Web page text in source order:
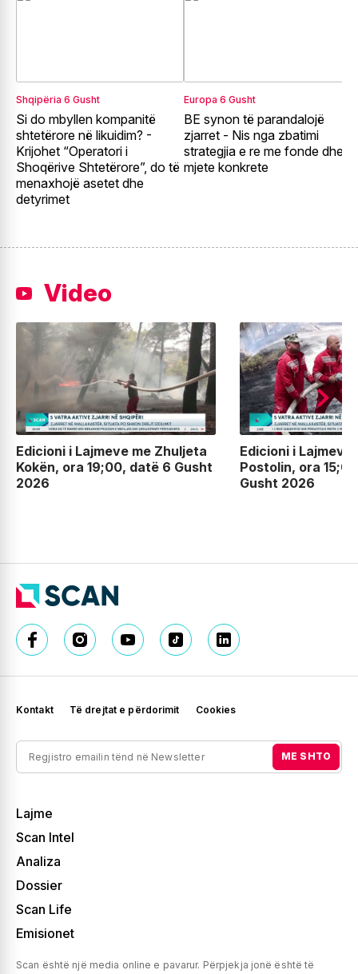
Shqipëria 6 Gusht
Si do mbyllen kompanitë
shtetërore në likuidim? -
Krijohet “Operatori i
Shoqërive Shtetërore”, do të
menaxhojë asetet dhe
detyrimet
Europa 6 Gusht
BE synon të parandalojë
zjarret - Nis nga zbatimi
strategjia e re me fonde dhe
mjete konkrete
Video
Edicioni i Lajmeve me Zhuljeta
Kokën, ora 19;00, datë 6 Gusht
2026
Edicioni i Lajmeve
Postolin, ora
Gusht 2026
Lajme
Scan Intel
Analiza
Dossier
Scan Life
Emisionet
Scan është një media online e pavarur. Përpjekja jonë është të
Kontakt Të drejtat e përdorimit Cookies
ME SHTO